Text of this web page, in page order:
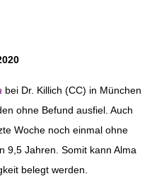
bei Dr. Killich (CC) in München
ohne Befund ausfiel. Auch
Woche noch einmal ohne
9,5 Jahren. Somit kann Alma
belegt werden.